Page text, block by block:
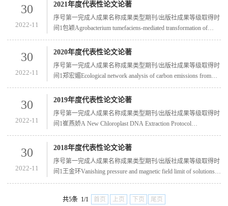
30
2022-11
2021年度代表性论文论著
序号第一完成人成果名称成果类型期刊/出版社成果等级取得时
间1包颖Agrobacterium tumefaciens-mediated transformation of
modern rose(Rosa hybrida) using leaf-derived embryogenic callus学
术论文Horticultural Plant JournalSCI一区2021.2.82包颖The
in rose flowers by governing mitochondrial ROS homeostasis at
night学术论文The Plant CellSCI一...
30
2022-11
2020年度代表性论文论著
序号第一完成人成果名称成果类型期刊/出版社成果等级取得时
间1郑宏媚Ecological network analysis of carbon emissions from
four Chinese metropoles in multiscale economies学术论文
JOURNAL OF CLEANER PRODUCTIONSCI一区2020-08-082
Spaces Over Finite Fields学术论文IEEE ACCESSSCI二区2020-
11-023董辉Modeling and Simulation of English Speech Ratio...
30
2022-11
2019年度代表性论文论著
序号第一完成人成果名称成果类型期刊/出版社成果等级取得时
间1崔燕娇A New Chloroplast DNA Extraction Protocol
Significantly Improves the Chloroplast Genome Sequence Quality of
Foxtail Millet 学术论文scientific reportsSCI二区2019-11-072陈伟
通报师院重要学术期刊列表三级期刊2019-12-123郭小松密度泛
函理论方法研究第一系列过渡金属对甘氨酸的配位能力学术
论...
30
2022-11
2018年度代表性论文论著
序号第一完成人成果名称成果类型期刊/出版社成果等级取得时
间1王金环Vanishing pressure and magnetic field limit of solutions to
the nonisentropic magnetogasdynamics学术论文ZAMM-Zeitschrift
强Kinetics and perception of basketball landingin various heights and
共5条 1/1 首页 上页 下页 尾页